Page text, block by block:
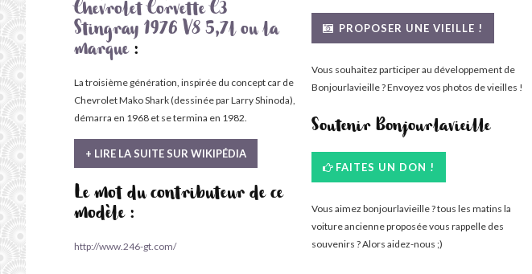
Chevrolet Corvette C3
Stingray 1976 V8 5,7l ou la
marque:
La troisième génération, inspirée du concept car de
Chevrolet Mako Shark (dessinée par Larry Shinoda),
démarra en 1968 et se termina en 1982.
+ LIRE LA SUITE SUR WIKIPÉDIA
Le mot du contributeur de ce
modèle :
http://www.246-gt.com/
PROPOSER UNE VIEILLE !
Vous souhaitez participer au développement de
Bonjourlavieille ? Envoyez vos photos de vieilles !
Soutenir Bonjourlavieille
FAITES UN DON !
Vous aimez bonjourlavieille ? tous les matins la
voiture ancienne proposée vous rappelle des
souvenirs ? Alors aidez-nous ;)